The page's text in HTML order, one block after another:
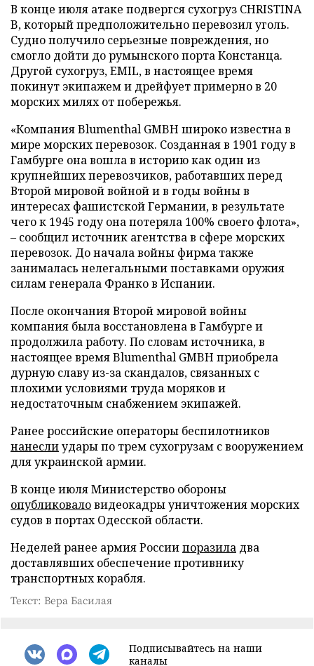
В конце июля атаке подвергся сухогруз CHRISTINA
B, который предположительно перевозил уголь.
Судно получило серьезные повреждения, но
смогло дойти до румынского порта Констанца.
Другой сухогруз, EMIL, в настоящее время
покинут экипажем и дрейфует примерно в 20
морских милях от побережья.
«Компания Blumenthal GMBH широко известна в
мире морских перевозок. Созданная в 1901 году в
Гамбурге она вошла в историю как один из
крупнейших перевозчиков, работавших перед
Второй мировой войной и в годы войны в
интересах фашистской Германии, в результате
чего к 1945 году она потеряла 100% своего флота»,
– сообщил источник агентства в сфере морских
перевозок. До начала войны фирма также
занималась нелегальными поставками оружия
силам генерала Франко в Испании.
После окончания Второй мировой войны
компания была восстановлена в Гамбурге и
продолжила работу. По словам источника, в
настоящее время Blumenthal GMBH приобрела
дурную славу из-за скандалов, связанных с
плохими условиями труда моряков и
недостаточным снабжением экипажей.
Ранее российские операторы беспилотников
нанеслиудары по трем сухогрузам с вооружением
для украинской армии.
В конце июля Министерство обороны
опубликоваловидеокадры уничтожения морских
судов в портах Одесской области.
Неделей ранее армия Россиипоразила два
доставлявших обеспечение противнику
транспортных корабля.
Текст: Вера Басилая
Подписывайтесь на наши
каналы